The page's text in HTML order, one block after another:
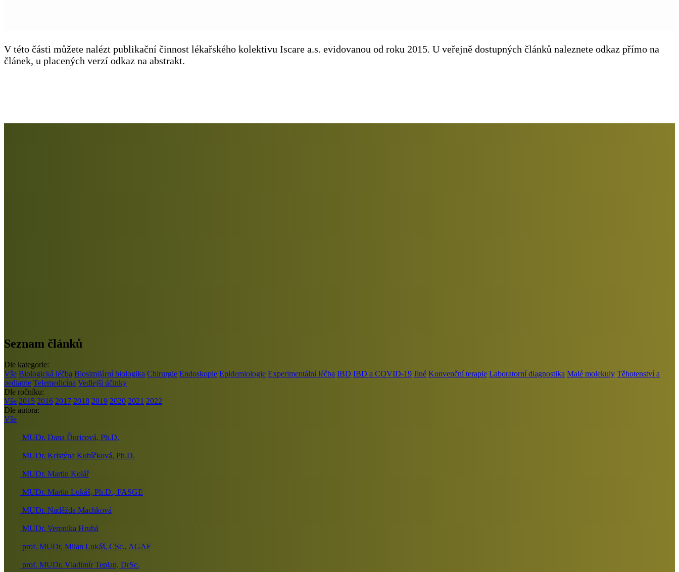
V této části můžete nalézt publikační činnost lékařského kolektivu Iscare a.s. evidovanou od roku 2015. U veřejně dostupných článků naleznete odkaz přímo na
článek, u placených verzí odkaz na abstrakt.
Seznam článků
Dle kategorie:
Vše Biologická léčba Biosimilární biologika Chirurgie Endoskopie Epidemiologie Experimentální léčba IBD IBD a COVID-19 Jiné Konvenční terapie Laboratorní diagnostika Malé molekuly Těhotenství a
pediatrie Telemedicína Vedlejší účinky
Dle ročníku:
Vše 2015 2016 2017 2018 2019 2020 2021 2022
Dle autora:
Vše
MUDr. Dana Ďuricová, Ph.D.
MUDr. Kristýna Kubíčková, Ph.D.
MUDr. Martin Kolář
MUDr. Martin Lukáš, Ph.D., FASGE
MUDr. Naděžda Machková
MUDr. Veronika Hrubá
prof. MUDr. Milan Lukáš, CSc., AGAF
prof. MUDr. Vladimír Teplan, DrSc.